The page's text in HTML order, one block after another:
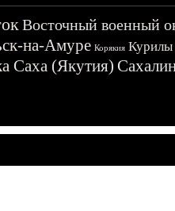
Восточный военный
на-Амуре Корякия Курилы
Саха (Якутия)